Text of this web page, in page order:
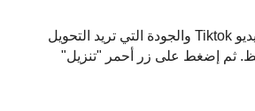
قم بإختيار ملف فيديو Tiktok والجودة التي تريد التحويل
ثم إضغط على زر أحمر "تنزيل"